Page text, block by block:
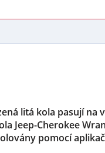
litá kola pasují na
Jeep-Cherokee
pomocí